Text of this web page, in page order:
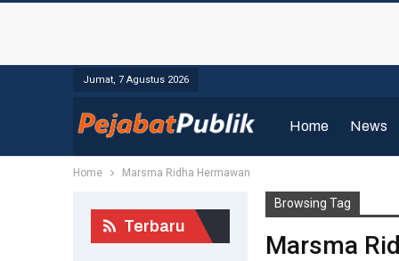
Jumat, 7 Agustus 2026
Home News
Home Marsma Ridha Hermawan
Browsing Tag
Marsma
Terbaru